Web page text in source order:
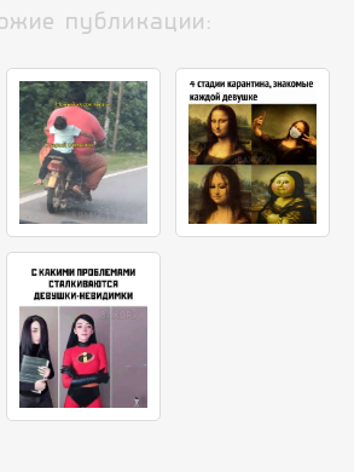
публикации: